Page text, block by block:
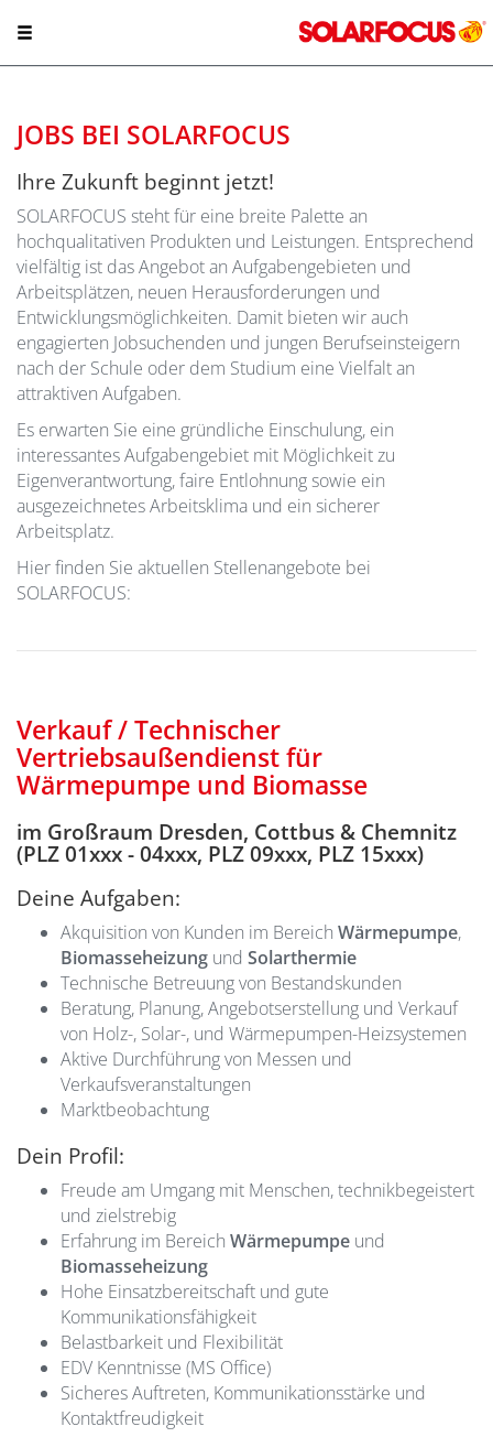
JOBS BEI SOLARFOCUS
Ihre Zukunft beginnt jetzt!
SOLARFOCUS steht für eine breite Palette an
hochqualitativen Produkten und Leistungen. Entsprechend
vielfältig ist das Angebot an Aufgabengebieten und
Arbeitsplätzen, neuen Herausforderungen und
Entwicklungsmöglichkeiten. Damit bieten wir auch
engagierten Jobsuchenden und jungen Berufseinsteigern
nach der Schule oder dem Studium eine Vielfalt an
attraktiven Aufgaben.
Es erwarten Sie eine gründliche Einschulung, ein
interessantes Aufgabengebiet mit Möglichkeit zu
Eigenverantwortung, faire Entlohnung sowie ein
ausgezeichnetes Arbeitsklima und ein sicherer
Arbeitsplatz.
Hier finden Sie aktuellen Stellenangebote bei
SOLARFOCUS:
Verkauf / Technischer
Vertriebsaußendienst für
Wärmepumpe und Biomasse
im Großraum Dresden, Cottbus & Chemnitz
(PLZ 01xxx - 04xxx, PLZ 09xxx, PLZ 15xxx)
Deine Aufgaben:
Akquisition von Kunden im Bereich Wärmepumpe,
Biomasseheizung und Solarthermie
Technische Betreuung von Bestandskunden
Beratung, Planung, Angebotserstellung und Verkauf
von Holz-, Solar-, und Wärmepumpen-Heizsystemen
Aktive Durchführung von Messen und
Verkaufsveranstaltungen
Marktbeobachtung
Dein Profil:
Freude am Umgang mit Menschen, technikbegeistert
und zielstrebig
Erfahrung im Bereich Wärmepumpe und
Biomasseheizung
Hohe Einsatzbereitschaft und gute
Kommunikationsfähigkeit
Belastbarkeit und Flexibilität
EDV Kenntnisse (MS Office)
Sicheres Auftreten, Kommunikationsstärke und
Kontaktfreudigkeit